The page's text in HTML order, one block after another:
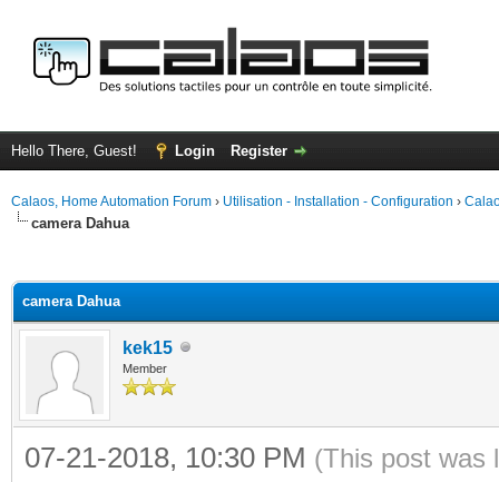
Hello There, Guest! Login Register
Calaos, Home Automation Forum › Utilisation - Installation - Configuration ›
camera Dahua
camera Dahua
kek15
Member
07-21-2018, 10:30 PM (This post was